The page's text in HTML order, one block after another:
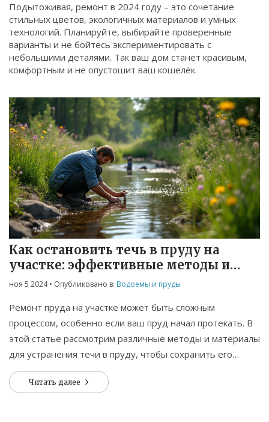
Подытоживая, ремонт в 2024 году – это сочетание
стильных цветов, экологичных материалов и умных
технологий. Планируйте, выбирайте проверенные
варианты и не бойтесь экспериментировать с
небольшими деталями. Так ваш дом станет красивым,
комфортным и не опустошит ваш кошелёк.
Как остановить течь в пруду на
участке: эффективные методы и
советы
ноя 5 2024• Опубликовано в: Водоемы и пруды
Ремонт пруда на участке может быть сложным
процессом, особенно если ваш пруд начал протекать. В
этой статье рассмотрим различные методы и материалы
для устранения течи в пруду, чтобы сохранить его
красоту и эффективность. Поделимся интересными
фактами о правильном уходе за прудом и дадим
Читать далее